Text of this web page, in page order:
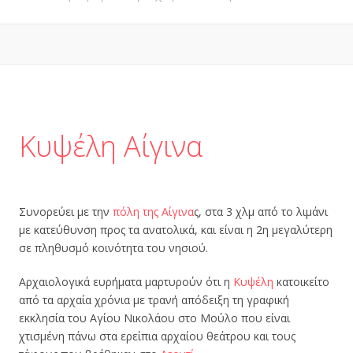
Κυψέλη Αίγινα
Συνορεύει με την πόλη της Αίγινας, στα 3 χλμ από το λιμάνι
με κατεύθυνση προς τα ανατολικά, και είναι η 2η μεγαλύτερη
σε πληθυσμό κοινότητα του νησιού.
Αρχαιολογικά ευρήματα μαρτυρούν ότι η Κυψέλη κατοικείτο
από τα αρχαία χρόνια με τρανή απόδειξη τη γραφική
εκκλησία του Αγίου Νικολάου στο Μούλο που είναι
χτισμένη πάνω στα ερείπια αρχαίου θεάτρου και τους